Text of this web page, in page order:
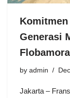
Generasi
by admin
Jakarta –